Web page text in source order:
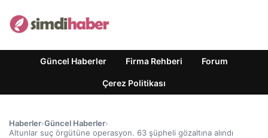
Güncel Haberler Firma Rehberi Forum
Çerez Politikası
Haberler›Güncel Haberler›
Altunlar suç örgütüne operasyon. 63 şüpheli gözaltına alındı